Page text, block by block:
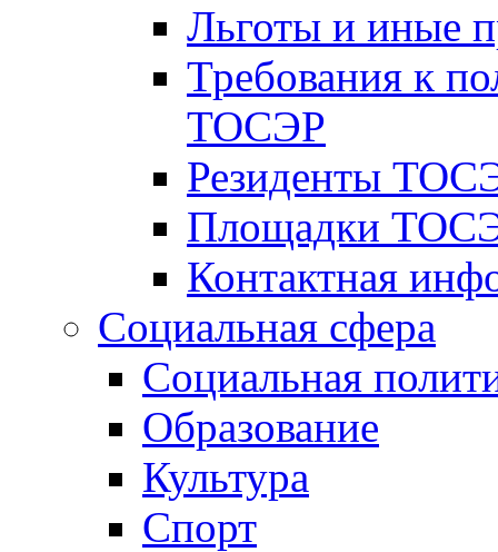
Льготы и иные
Требования к
ТОСЭР
Резиденты
Площадки
Контактная
Социальная сфера
Социальная
Образование
Культура
Спорт